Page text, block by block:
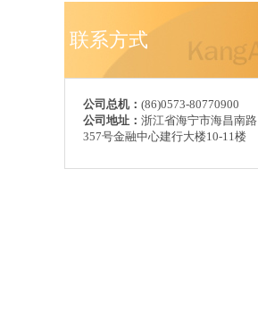
联系方式
公司总机： (86)0573-80770900
公司地址： 浙江省海宁市海昌南路
357号金融中心建行大楼10-11楼